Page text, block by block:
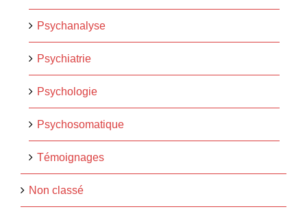
Psychanalyse
Psychiatrie
Psychologie
Psychosomatique
Témoignages
Non classé